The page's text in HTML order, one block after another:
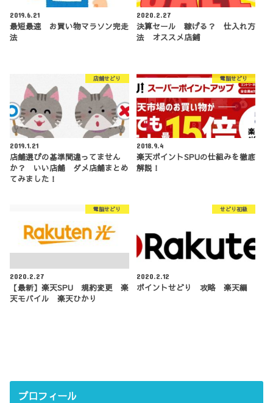
2019.6.21
最短最速 お買い物マラソン完走
法
2020.2.27
決算セール 稼げる？ 仕入れ方
法 オススメ店鋪
店舗せどり
2019.1.21
店舗選びの基準間違ってません
か？ いい店舗 ダメ店舗まとめ
てみました！
電脳せどり
2018.9.4
楽天ポイントSPUの仕組みを徹底
解説！
電脳せどり
2020.2.27
【最新】楽天SPU 規約変更 楽
天モバイル 楽天ひかり
せどり初級
2020.2.12
ポイントせどり 攻略 楽天編
プロフィール